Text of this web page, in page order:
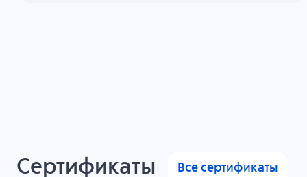
Сертификаты Все сертификаты